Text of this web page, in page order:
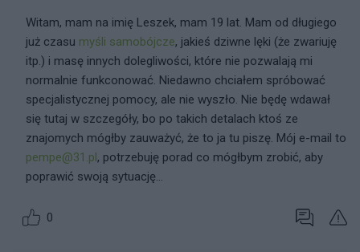
Witam, mam na imię Leszek, mam 19 lat. Mam od długiego
już czasu myśli samobójcze, jakieś dziwne lęki (że zwariuję
itp.) i masę innych dolegliwości, które nie pozwalają mi
normalnie funkconować. Niedawno chciałem spróbować
specjalistycznej pomocy, ale nie wyszło. Nie będę wdawał
się tutaj w szczegóły, bo po takich detalach ktoś ze
znajomych mógłby zauważyć, że to ja tu piszę. Mój e-mail to
pempe@31.pl, potrzebuję porad co mógłbym zrobić, aby
poprawić swoją sytuację...
0